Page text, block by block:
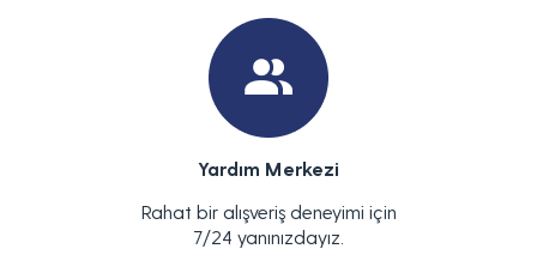
Yardım Merkezi
Rahat bir alışveriş deneyimi için
7/24 yanınızdayız.